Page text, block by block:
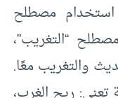
استخدام مصطلح
“التغريب”،
والتغريب معًا.